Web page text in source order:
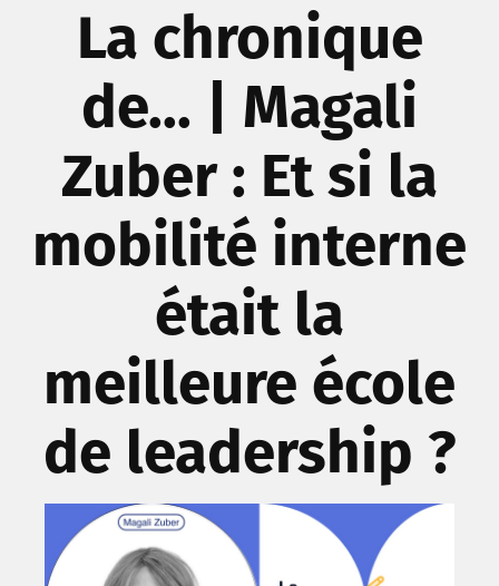
La chronique
de... | Magali
Zuber : Et si la
mobilité interne
était la
meilleure école
de leadership ?